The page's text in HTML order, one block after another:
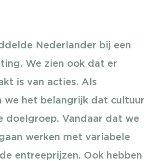
Nederlander bij een
We zien ook dat er
is van acties. Als
we het belangrijk dat cultuur
doelgroep. Vandaar dat we
werken met variabele
entreeprijzen. Ook hebben